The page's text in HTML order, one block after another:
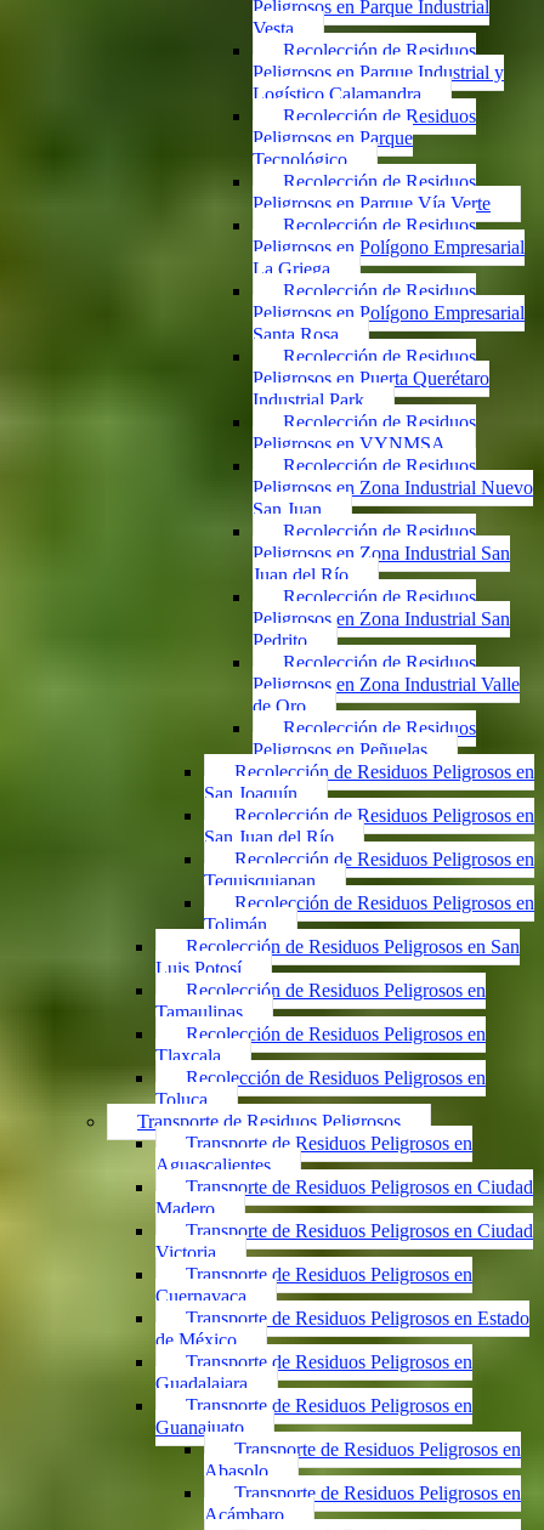
Peligrosos en Parque Industrial
Vesta
Recolección de Residuos
Peligrosos en Parque Industrial y
Logístico Calamandra
Recolección de Residuos
Peligrosos en Parque
Tecnológico
Recolección de Residuos
Peligrosos en Parque Vía Verte
Recolección de Residuos
Peligrosos en Polígono Empresarial
La Griega
Recolección de Residuos
Peligrosos en Polígono Empresarial
Santa Rosa
Recolección de Residuos
Peligrosos en Puerta Querétaro
Industrial Park
Recolección de Residuos
Peligrosos en VYNMSA
Recolección de Residuos
Peligrosos en Zona Industrial Nuevo
San Juan
Recolección de Residuos
Peligrosos en Zona Industrial San
Juan del Río
Recolección de Residuos
Peligrosos en Zona Industrial San
Pedrito
Recolección de Residuos
Peligrosos en Zona Industrial Valle
de Oro
Recolección de Residuos
Peligrosos en Peñuelas
Recolección de Residuos Peligrosos en
San Joaquín
Recolección de Residuos Peligrosos en
San Juan del Río
Recolección de Residuos Peligrosos en
Tequisquiapan
Recolección de Residuos Peligrosos en
Tolimán
Recolección de Residuos Peligrosos en San
Luis Potosí
Recolección de Residuos Peligrosos en
Tamaulipas
Recolección de Residuos Peligrosos en
Tlaxcala
Recolección de Residuos Peligrosos en
Toluca
Transporte de Residuos Peligrosos
Transporte de Residuos Peligrosos en
Aguascalientes
Transporte de Residuos Peligrosos en Ciudad
Madero
Transporte de Residuos Peligrosos en Ciudad
Victoria
Transporte de Residuos Peligrosos en
Cuernavaca
Transporte de Residuos Peligrosos en Estado
de México
Transporte de Residuos Peligrosos en
Guadalajara
Transporte de Residuos Peligrosos en
Guanajuato
Transporte de Residuos Peligrosos en
Abasolo
Transporte de Residuos Peligrosos en
Acámbaro